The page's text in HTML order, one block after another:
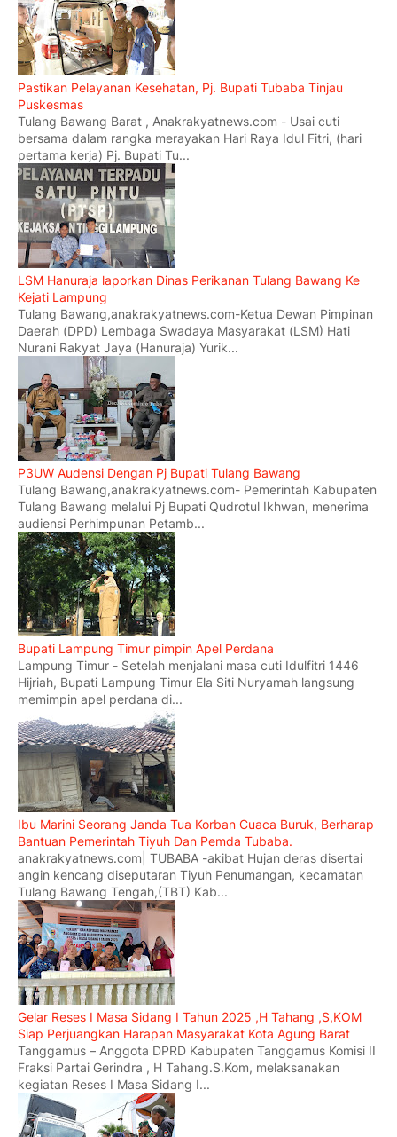
Pastikan Pelayanan Kesehatan, Pj. Bupati Tubaba Tinjau
Puskesmas
Tulang Bawang Barat , Anakrakyatnews.com - Usai cuti
bersama dalam rangka merayakan Hari Raya Idul Fitri, (hari
pertama kerja) Pj. Bupati Tu...
LSM Hanuraja laporkan Dinas Perikanan Tulang Bawang Ke
Kejati Lampung
Tulang Bawang,anakrakyatnews.com-Ketua Dewan Pimpinan
Daerah (DPD) Lembaga Swadaya Masyarakat (LSM) Hati
Nurani Rakyat Jaya (Hanuraja) Yurik...
P3UW Audensi Dengan Pj Bupati Tulang Bawang
Tulang Bawang,anakrakyatnews.com- Pemerintah Kabupaten
Tulang Bawang melalui Pj Bupati Qudrotul Ikhwan, menerima
audiensi Perhimpunan Petamb...
Bupati Lampung Timur pimpin Apel Perdana
Lampung Timur - Setelah menjalani masa cuti Idulfitri 1446
Hijriah, Bupati Lampung Timur Ela Siti Nuryamah langsung
memimpin apel perdana di...
Ibu Marini Seorang Janda Tua Korban Cuaca Buruk, Berharap
Bantuan Pemerintah Tiyuh Dan Pemda Tubaba.
anakrakyatnews.com| TUBABA -akibat Hujan deras disertai
angin kencang diseputaran Tiyuh Penumangan, kecamatan
Tulang Bawang Tengah,(TBT) Kab...
Gelar Reses I Masa Sidang I Tahun 2025 ,H Tahang ,S,KOM
Siap Perjuangkan Harapan Masyarakat Kota Agung Barat
Tanggamus – Anggota DPRD Kabupaten Tanggamus Komisi II
Fraksi Partai Gerindra , H Tahang.S.Kom, melaksanakan
kegiatan Reses I Masa Sidang I...